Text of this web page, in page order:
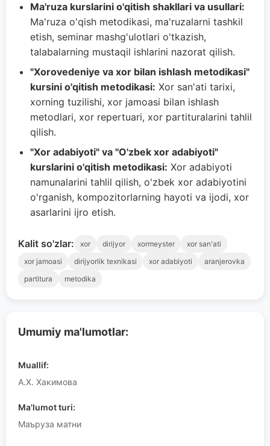
Umumiy ma'lumotlar:
Muallif:
А.Х. Хакимова
Ma'lumot turi:
Маъруза матни
Ma'ruza kurslarini o'qitish shakllari va usullari:
Ma'ruza o'qish metodikasi, ma'ruzalarni tashkil
etish, seminar mashg'ulotlari o'tkazish,
talabalarning mustaqil ishlarini nazorat qilish.
"Xorovedeniye va xor bilan ishlash metodikasi"
kursini o'qitish metodikasi: Xor san'ati tarixi,
xorning tuzilishi, xor jamoasi bilan ishlash
metodlari, xor repertuari, xor partituralarini tahlil
qilish.
"Xor adabiyoti" va "O'zbek xor adabiyoti"
kurslarini o'qitish metodikasi: Xor adabiyoti
namunalarini tahlil qilish, o'zbek xor adabiyotini
o'rganish, kompozitorlarning hayoti va ijodi, xor
asarlarini ijro etish.
Kalit so'zlar: xor dirijyor xormeyster
xor san'ati
xor jamoasi
dirijyorlik texnikasi xor adabiyoti
aranjerovka
partitura
metodika